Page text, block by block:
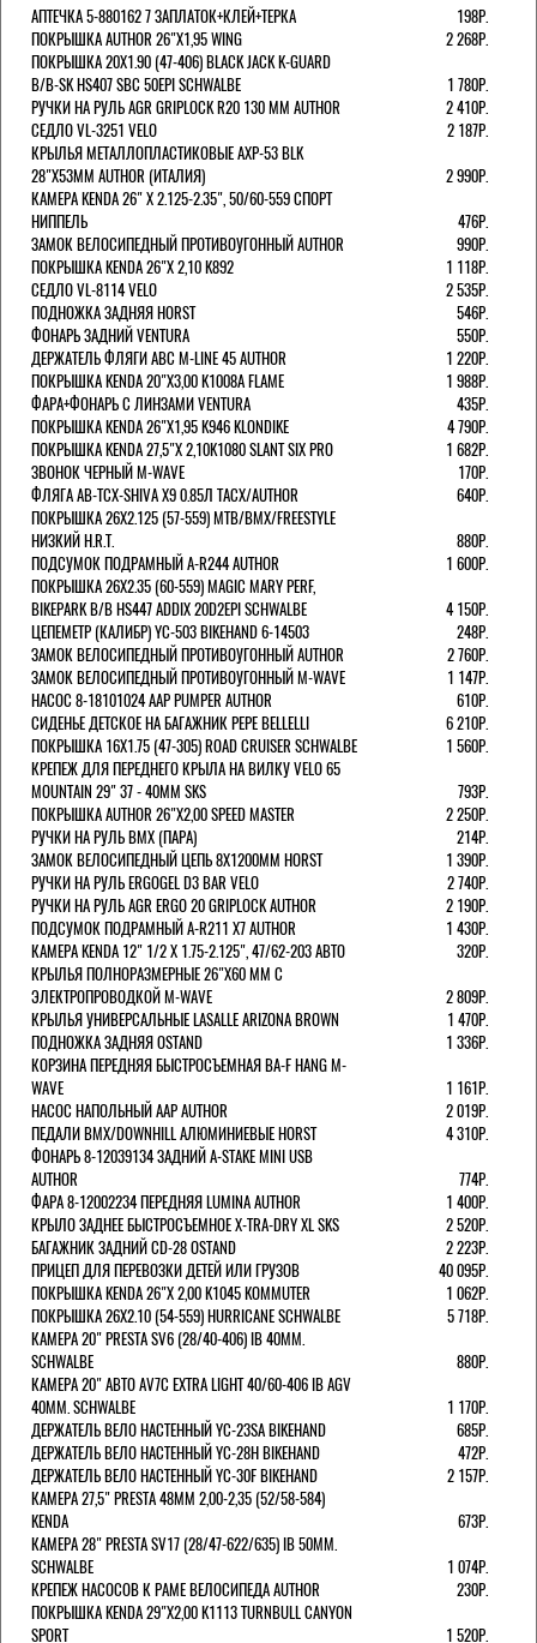
АПТЕЧКА 5-880162 7 ЗАПЛАТОК+КЛЕЙ+ТЕРКА
198Р.
ПОКРЫШКА AUTHOR 26"Х1,95 WING
2 268Р.
ПОКРЫШКА 20X1.90 (47-406) BLACK JACK K-GUARD
B/B-SK HS407 SBC 50EPI SCHWALBE
1 780Р.
РУЧКИ НА РУЛЬ AGR GRIPLOCK R20 130 ММ AUTHOR
2 410Р.
СЕДЛО VL-3251 VELO
2 187Р.
КРЫЛЬЯ МЕТАЛЛОПЛАСТИКОВЫЕ AXP-53 BLK
28"Х53ММ AUTHOR (ИТАЛИЯ)
2 990Р.
КАМЕРА KENDA 26" Х 2.125-2.35", 50/60-559 СПОРТ
НИППЕЛЬ
476Р.
ЗАМОК ВЕЛОСИПЕДНЫЙ ПРОТИВОУГОННЫЙ AUTHOR
990Р.
ПОКРЫШКА KENDA 26"Х 2,10 K892
1 118Р.
СЕДЛО VL-8114 VELO
2 535Р.
ПОДНОЖКА ЗАДНЯЯ HORST
546Р.
ФОНАРЬ ЗАДНИЙ VENTURA
550Р.
ДЕРЖАТЕЛЬ ФЛЯГИ АВС M-LINE 45 AUTHOR
1 220Р.
ПОКРЫШКА KENDA 20"Х3,00 K1008A FLAME
1 988Р.
ФАРА+ФОНАРЬ С ЛИНЗАМИ VENTURA
435Р.
ПОКРЫШКА KENDA 26"Х1,95 K946 KLONDIKE
4 790Р.
ПОКРЫШКА KENDA 27,5"Х 2,10K1080 SLANT SIX PRO
1 682Р.
ЗВОНОК ЧЕРНЫЙ M-WAVE
170Р.
ФЛЯГА AB-TCX-SHIVA X9 0.85Л TACX/AUTHOR
640Р.
ПОКРЫШКА 26X2.125 (57-559) MTB/BMX/FREESTYLE
НИЗКИЙ H.R.T.
880Р.
ПОДСУМОК ПОДРАМНЫЙ A-R244 AUTHOR
1 600Р.
ПОКРЫШКА 26X2.35 (60-559) MAGIC MARY PERF,
BIKEPARK B/B HS447 ADDIX 20D2EPI SCHWALBE
4 150Р.
ЦЕПЕМЕТР (КАЛИБР) YC-503 BIKEHAND 6-14503
248Р.
ЗАМОК ВЕЛОСИПЕДНЫЙ ПРОТИВОУГОННЫЙ AUTHOR
2 760Р.
ЗАМОК ВЕЛОСИПЕДНЫЙ ПРОТИВОУГОННЫЙ M-WAVE
1 147Р.
НАСОС 8-18101024 AAP PUMPER AUTHOR
610Р.
СИДЕНЬЕ ДЕТСКОЕ НА БАГАЖНИК PEPE BELLELLI
6 210Р.
ПОКРЫШКА 16X1.75 (47-305) ROAD CRUISER SCHWALBE
1 560Р.
КРЕПЕЖ ДЛЯ ПЕРЕДНЕГО КРЫЛА НА ВИЛКУ VELO 65
MOUNTAIN 29" 37 - 40ММ SKS
793Р.
ПОКРЫШКА AUTHOR 26"Х2,00 SPEED MASTER
2 250Р.
РУЧКИ НА РУЛЬ BMX (ПАРА)
214Р.
ЗАМОК ВЕЛОCИПЕДНЫЙ ЦЕПЬ 8Х1200ММ HORST
1 390Р.
РУЧКИ НА РУЛЬ ERGOGEL D3 BAR VELO
2 740Р.
РУЧКИ НА РУЛЬ AGR ERGO 20 GRIPLOCK AUTHOR
2 190Р.
ПОДСУМОК ПОДРАМНЫЙ A-R211 X7 AUTHOR
1 430Р.
КАМЕРА KENDA 12" 1/2 Х 1.75-2.125", 47/62-203 АВТО
320Р.
КРЫЛЬЯ ПОЛНОРАЗМЕРНЫЕ 26"Х60 ММ С
ЭЛЕКТРОПРОВОДКОЙ M-WAVE
2 809Р.
КРЫЛЬЯ УНИВЕРСАЛЬНЫЕ LASALLE ARIZONA BROWN
1 470Р.
ПОДНОЖКА ЗАДНЯЯ OSTAND
1 336Р.
КОРЗИНА ПЕРЕДНЯЯ БЫСТРОСЪЕМНАЯ BA-F HANG M-
WAVE
1 161Р.
НАСОС НАПОЛЬНЫЙ AAP AUTHOR
2 019Р.
ПЕДАЛИ BMX/DOWNHILL АЛЮМИНИЕВЫЕ HORST
4 310Р.
ФОНАРЬ 8-12039134 ЗАДНИЙ A-STAKE MINI USB
AUTHOR
774Р.
ФАРА 8-12002234 ПЕРЕДНЯЯ LUMINA AUTHOR
1 400Р.
КРЫЛО ЗАДНЕЕ БЫСТРОСЪЕМНОЕ X-TRA-DRY XL SKS
2 520Р.
БАГАЖНИК ЗАДНИЙ CD-28 OSTAND
2 223Р.
ПРИЦЕП ДЛЯ ПЕРЕВОЗКИ ДЕТЕЙ ИЛИ ГРУЗОВ
40 095Р.
ПОКРЫШКА KENDA 26"Х 2,00 K1045 KOMMUTER
1 062Р.
ПОКРЫШКА 26X2.10 (54-559) HURRICANE SCHWALBE
5 718Р.
КАМЕРА 20" PRESTA SV6 (28/40-406) IB 40MM.
SCHWALBE
880Р.
КАМЕРА 20" АВТО AV7C EXTRA LIGHT 40/60-406 IB AGV
40MM. SCHWALBE
1 170Р.
ДЕРЖАТЕЛЬ ВЕЛО НАСТЕННЫЙ YC-23SA BIKEHAND
685Р.
ДЕРЖАТЕЛЬ ВЕЛО НАСТЕННЫЙ YC-28H BIKEHAND
472Р.
ДЕРЖАТЕЛЬ ВЕЛО НАСТЕННЫЙ YC-30F BIKEHAND
2 157Р.
КАМЕРА 27,5" PRESTA 48ММ 2,00-2,35 (52/58-584)
KENDA
673Р.
КАМЕРА 28" PRESTA SV17 (28/47-622/635) IB 50MM.
SCHWALBE
1 074Р.
КРЕПЕЖ НАСОСОВ К РАМЕ ВЕЛОСИПЕДА AUTHOR
230Р.
ПОКРЫШКА KENDA 29"Х2,00 K1113 TURNBULL CANYON
SPORT
1 520Р.